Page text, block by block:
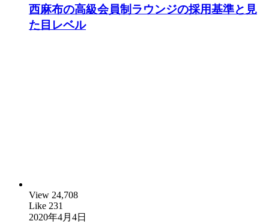
西麻布の高級会員制ラウンジの採用基準と見
た目レベル
View 24,708
Like 231
2020年4月4日